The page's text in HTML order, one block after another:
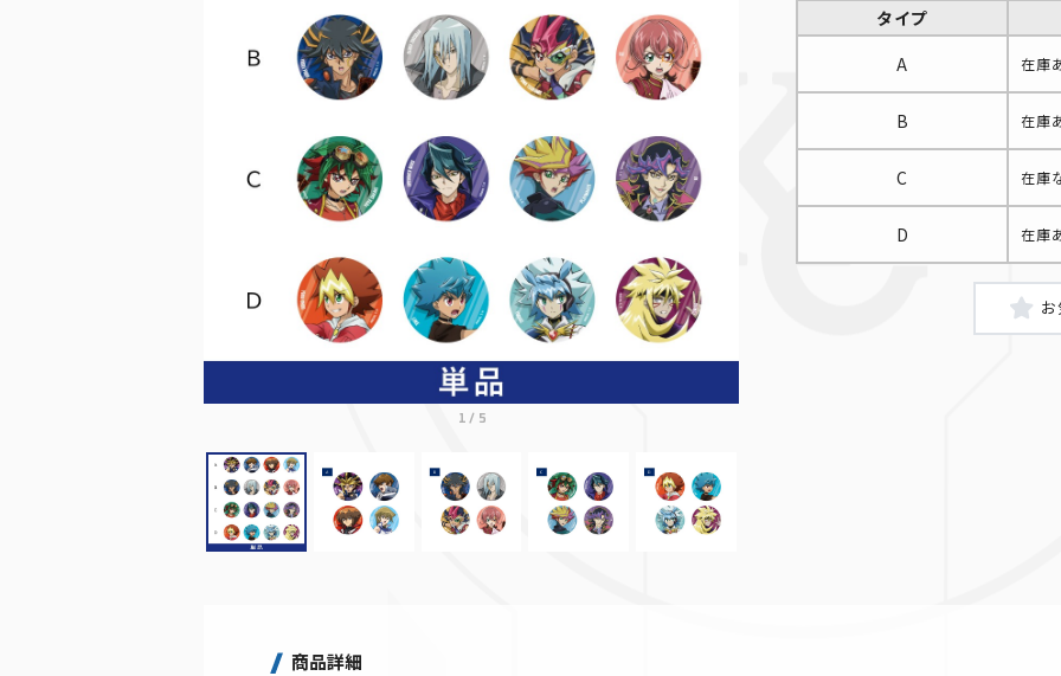
1/ 5
タイプ
A
在庫
B 在庫
C 在庫
D 在庫
商品詳細